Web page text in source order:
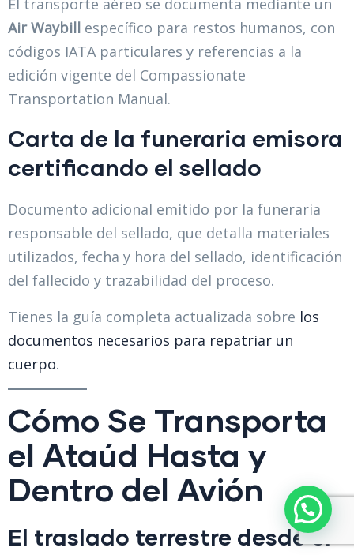
El transporte aéreo se documenta mediante un
Air Waybill específico para restos humanos, con
códigos IATA particulares y referencias a la
edición vigente del Compassionate
Transportation Manual.
Carta de la funeraria emisora
certificando el sellado
Documento adicional emitido por la funeraria
responsable del sellado, que detalla materiales
utilizados, fecha y hora del sellado, identificación
del fallecido y trazabilidad del proceso.
Tienes la guía completa actualizada sobre los
documentos necesarios para repatriar un
cuerpo.
Cómo Se Transporta
el Ataúd Hasta y
Dentro del Avión
El traslado terrestre desde el